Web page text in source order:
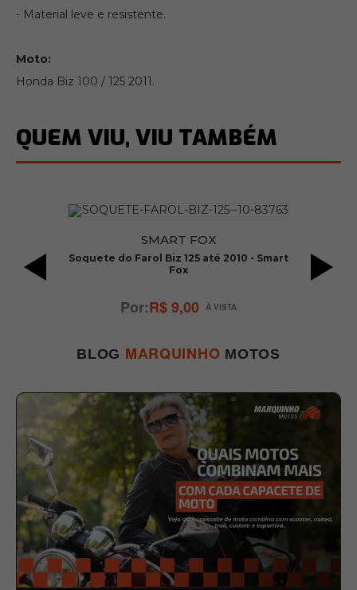
- Material leve e resistente.
Moto:
Honda Biz 100 / 125 2011.
QUEM VIU, VIU TAMBÉM
SMART FOX
Soquete do Farol Biz 125 até 2010 - Smart
Fox
R$ 9,00
BLOG MARQUINHO MOTOS